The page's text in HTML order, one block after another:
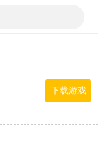
下载游戏